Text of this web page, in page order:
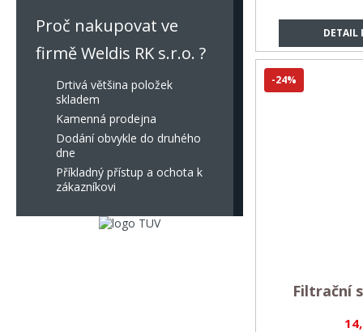
Proč nakupovat ve
firmě Weldis RK s.r.o. ?
Drtivá většina položek
skladem
Kamenná prodejna
Dodání obvykle do druhého
dne
Příkladný přístup a ochota k
zákazníkovi
DETAIL
Filtrační
-24%